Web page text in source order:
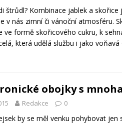
štrůdl? Kombinace jablek a skořice
v nás zimní či vánoční atmosféru.
ve formě skořicového cukru, k
která udělá službu i jako voňavá
obojky s
Redakce 0
by se měl venku pohybovat jen